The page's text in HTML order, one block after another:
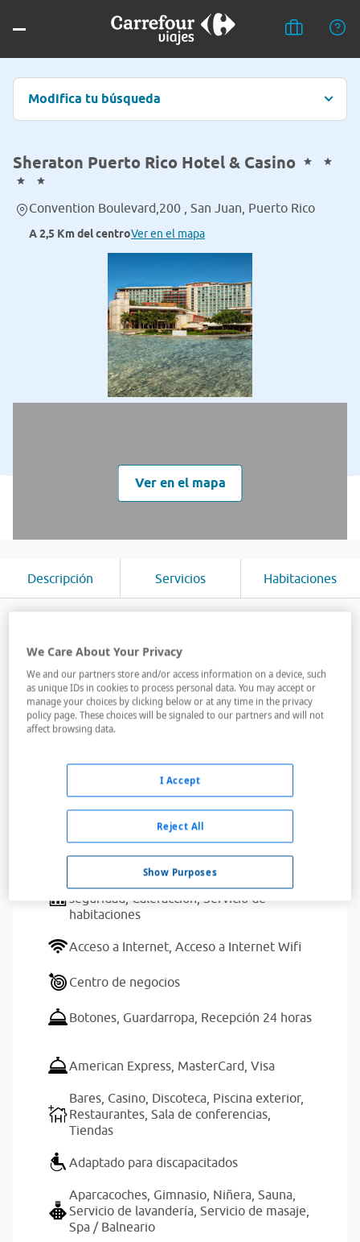
Modifica tu búsqueda
Sheraton Puerto Rico Hotel & Casino
Convention Boulevard,200 , San Juan, Puerto Rico
A 2,5 Km del centroVer en el mapa
Ver en el mapa
Descripción Servicios Habitaciones
al Centro de Convenciones de Puerto Rico, este
fabuloso resort está situado a solo 10 minutos del
Aeropuerto Internacional de San Juan y a 5 minutos
del casco viejo. Su fabuloso s...
Servicios del alojamiento
Ascensores,
seguridad, Calefacción, Servicio de
habitaciones
Acceso a Internet, Acceso a Internet Wifi
Centro de negocios
Botones, Guardarropa, Recepción 24 horas
American Express, MasterCard, Visa
Bares, Casino, Discoteca, Piscina exterior,
Restaurantes, Sala de conferencias,
Tiendas
Adaptado para discapacitados
Aparcacoches, Gimnasio, Niñera, Sauna,
Servicio de lavandería, Servicio de masaje,
Spa / Balneario
We Care About Your Privacy
We and our partners store and/or access information on a device, such
as unique IDs in cookies to process personal data. You may accept or
manage your choices by clicking below or at any time in the privacy
policy page. These choices will be signaled to our partners and will not
affect browsing data.
Show Purposes
Reject All
I Accept